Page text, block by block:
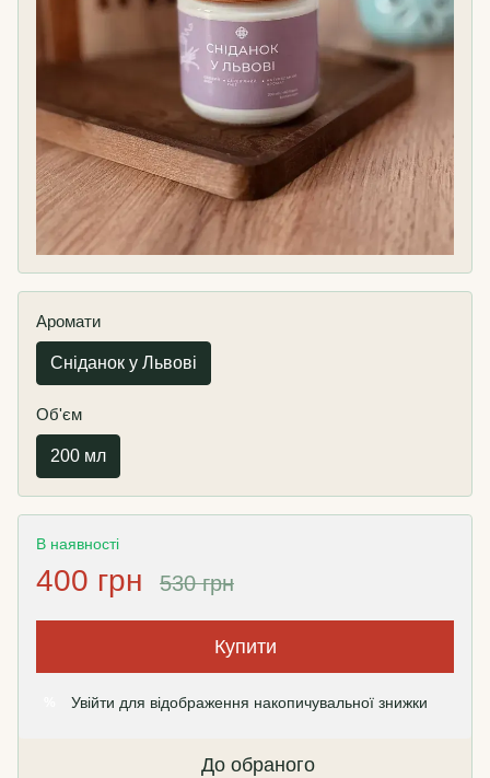
Аромати
Сніданок у Львові
Об'єм
200 мл
В наявності
400 грн 530 грн
Купити
Увійти для відображення накопичувальної знижки
До обраного